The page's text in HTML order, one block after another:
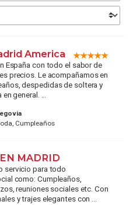
America
España con todo el sabor de
precios. Le acompañamos en
despedidas de soltera y
general. ...
Cumpleaños
MADRID
servicio para todo
como: Cumpleaños,
reuniones sociales etc. Con
y trajes elegantes con ...